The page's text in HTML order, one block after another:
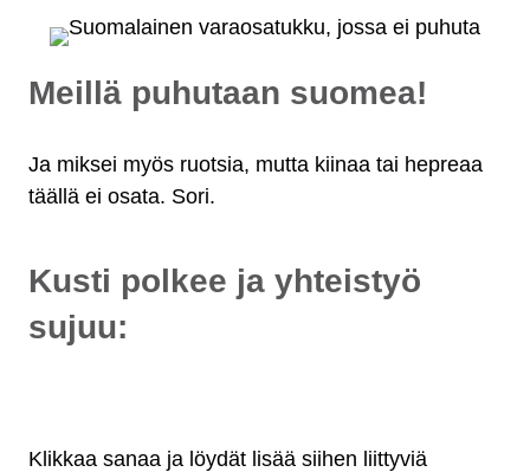
Klikkaa sanaa ja löydät lisää siihen liittyviä
Meillä puhutaan suomea!
Ja miksei myös ruotsia, mutta kiinaa tai hepreaa
täällä ei osata. Sori.
Kusti polkee ja yhteistyö
sujuu: